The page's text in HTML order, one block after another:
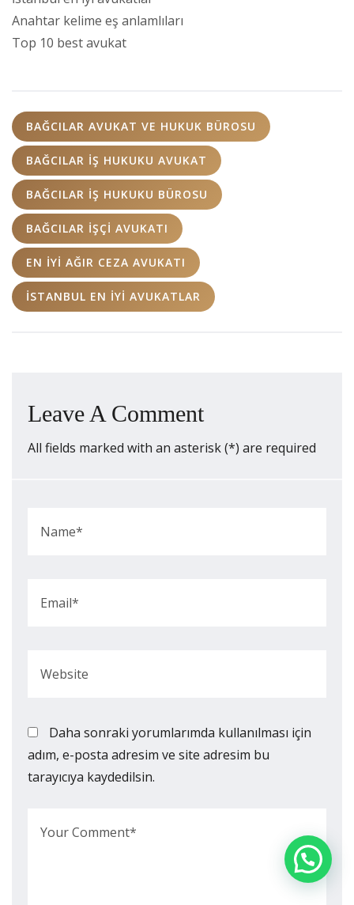
Anahtar kelime eş anlamlıları
Top 10 best avukat
BAĞCILAR AVUKAT VE HUKUK BÜROSU
BAĞCILAR İŞ HUKUKU AVUKAT
BAĞCILAR İŞ HUKUKU BÜROSU
BAĞCILAR İŞÇI AVUKATI
EN IYI AĞIR CEZA AVUKATI
İSTANBUL EN IYI AVUKATLAR
Leave A Comment
All fields marked with an asterisk (*) are required
Daha sonraki yorumlarımda kullanılması için
adım, e-posta adresim ve site adresim bu
tarayıcıya kaydedilsin.